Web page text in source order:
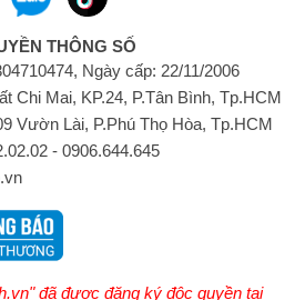
THÔNG SỐ
Ngày cấp: 22/11/2006
Chi Mai, KP.24, P.Tân Bình, Tp.HCM
Vườn Lài, P.Phú Thọ Hòa, Tp.HCM
- 0906.644.645
đã được đăng ký độc quyền tại